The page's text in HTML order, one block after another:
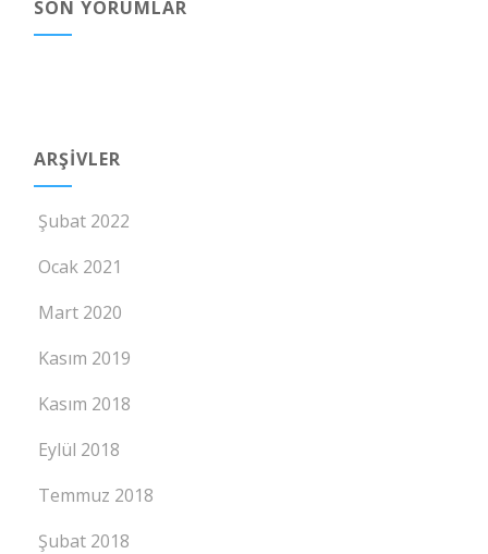
SON YORUMLAR
ARŞIVLER
Şubat 2022
Ocak 2021
Mart 2020
Kasım 2019
Kasım 2018
Eylül 2018
Temmuz 2018
Şubat 2018